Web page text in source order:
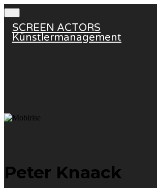
SCREEN ACTORS
Künstlermanagement
Peter Knaack